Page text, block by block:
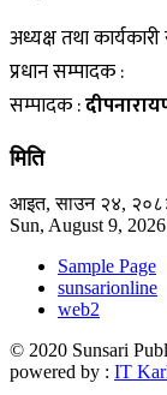
अध्यक्ष तथा
प्रधान सम्पादक :
सम्पादक :
मिति
आइत, साउन २४,
Sun, August 9, 2026
Sample Page
sunsarionline
web2
© 2020 Sunsari
powered by : IT